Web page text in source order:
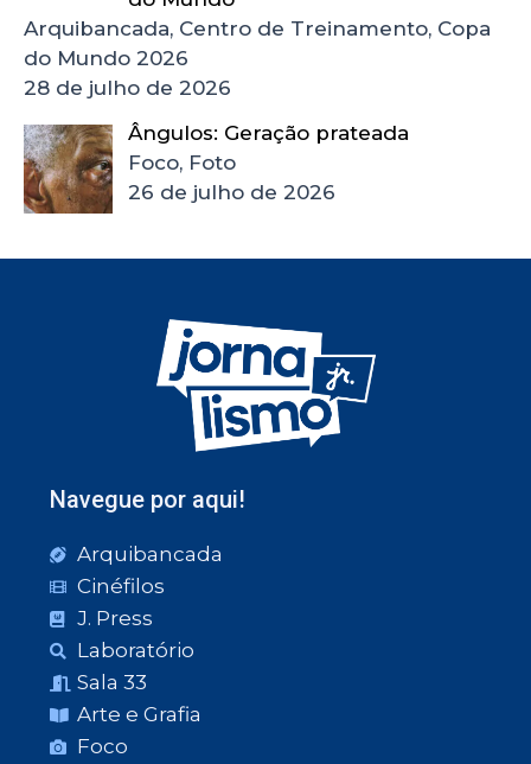
Arquibancada, Centro de Treinamento, Copa
do Mundo 2026
28 de julho de 2026
Ângulos: Geração prateada
Foco, Foto
26 de julho de 2026
Navegue por aqui!
Arquibancada
Cinéfilos
J. Press
Laboratório
Sala 33
Arte e Grafia
Foco